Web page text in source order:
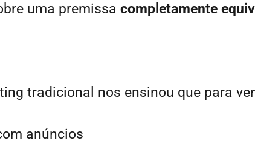
uma premissa completamente
tradicional nos ensinou que para
anúncios